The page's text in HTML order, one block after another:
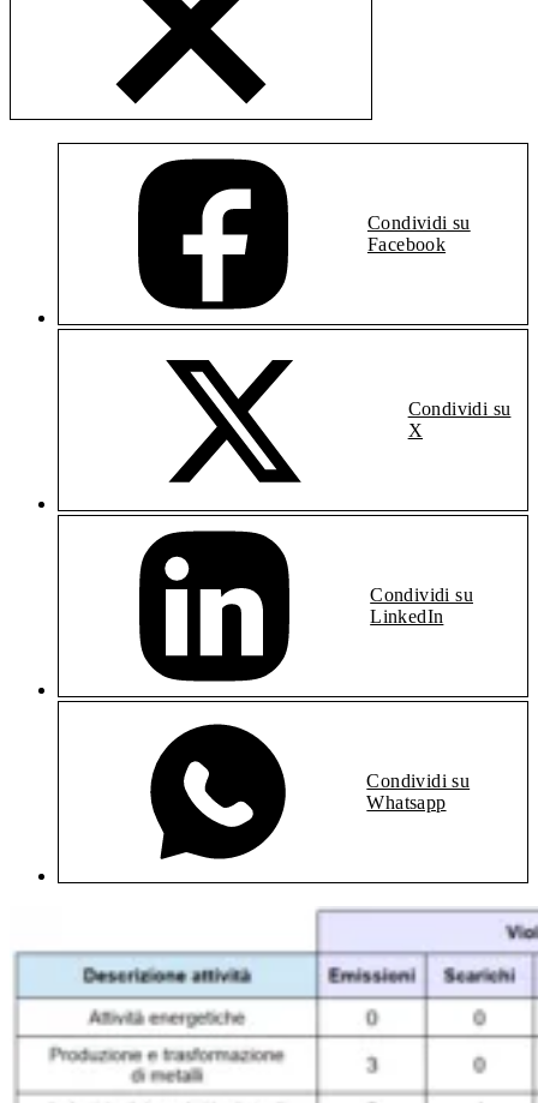
Condividi su
Facebook
Condividi su
X
Condividi su
LinkedIn
Condividi su
Whatsapp